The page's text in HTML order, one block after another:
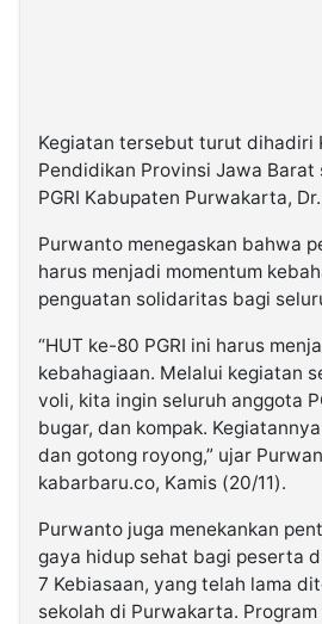
Kegiatan tersebut turut dihadiri
Pendidikan Provinsi Jawa Barat
PGRI Kabupaten Purwakarta,
Purwanto menegaskan bahwa
harus menjadi momentum
penguatan solidaritas bagi
“HUT ke-80 PGRI ini harus
kebahagiaan. Melalui kegiatan
voli, kita ingin seluruh anggota
bugar, dan kompak.
dan gotong royong,” ujar
kabarbaru.co, Kamis (20/11).
Purwanto juga menekankan
gaya hidup sehat bagi peserta
7 Kebiasaan, yang telah lama
sekolah di Purwakarta.